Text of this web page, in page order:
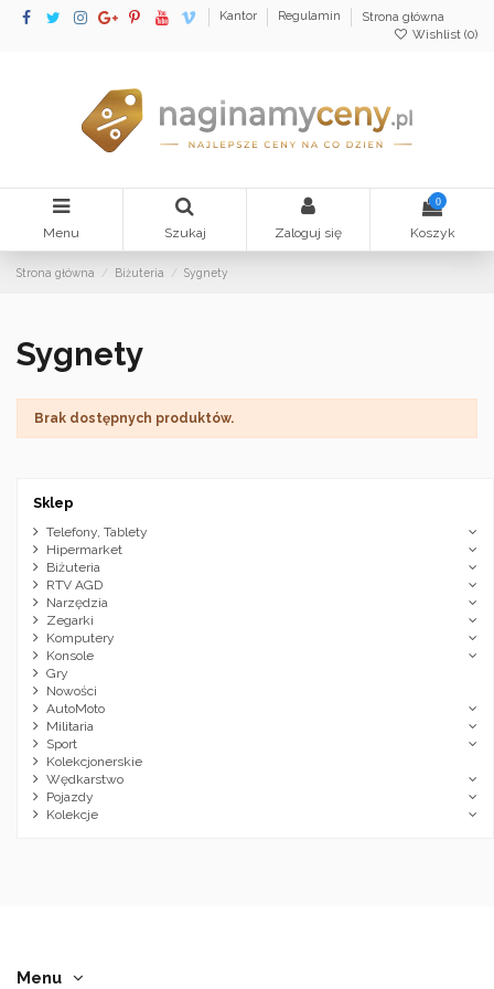
Kantor Regulamin
Strona główna
Wishlist (0)
Menu Szukaj Zaloguj się
0
Koszyk
Strona główna Biżuteria Sygnety
Sygnety
Brak dostępnych produktów.
Sklep
Telefony, Tablety
Hipermarket
Biżuteria
RTV AGD
Narzędzia
Zegarki
Komputery
Konsole
Gry
Nowości
AutoMoto
Militaria
Sport
Kolekcjonerskie
Wędkarstwo
Pojazdy
Kolekcje
Menu